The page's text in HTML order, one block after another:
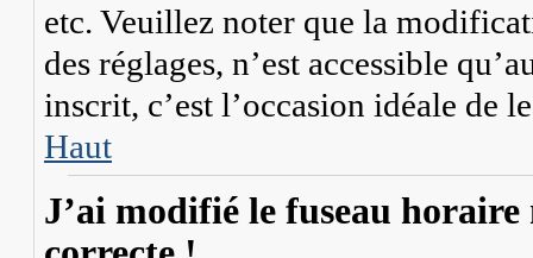
etc. Veuillez noter que la
des réglages, n’est accessible
inscrit, c’est l’occasion idéale de
Haut
J’ai modifié le fuseau horaire